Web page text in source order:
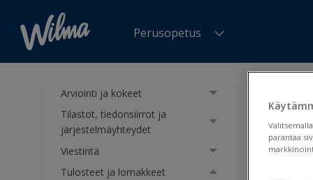
Perusopetus
Etusivu
Työjärjestykset ja valinnat
Arviointi ja kokeet
Tilastot, tiedonsiirrot ja
järjestelmäyhteydet
Viestintä
Tulosteet ja lomakkeet
tuki>
parantaa